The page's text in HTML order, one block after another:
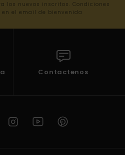
los nuevos inscritos. Condiciones
el email de bienvenida
Contactenos